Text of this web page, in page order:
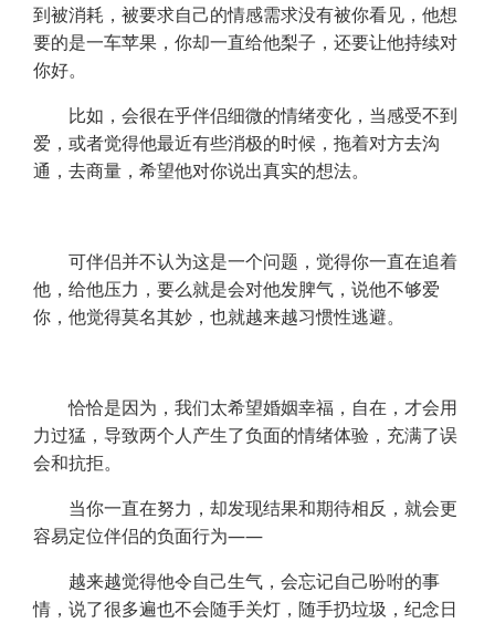
到被消耗，被要求自己的情感需求没有被你看见，他想
要的是一车苹果，你却一直给他梨子，还要让他持续对
你好。
比如，会很在乎伴侣细微的情绪变化，当感受不到
爱，或者觉得他最近有些消极的时候，拖着对方去沟
通，去商量，希望他对你说出真实的想法。
可伴侣并不认为这是一个问题，觉得你一直在追着
他，给他压力，要么就是会对他发脾气，说他不够爱
你，他觉得莫名其妙，也就越来越习惯性逃避。
恰恰是因为，我们太希望婚姻幸福，自在，才会用
力过猛，导致两个人产生了负面的情绪体验，充满了误
会和抗拒。
当你一直在努力，却发现结果和期待相反，就会更
容易定位伴侣的负面行为——
越来越觉得他令自己生气，会忘记自己吩咐的事
情，说了很多遍也不会随手关灯，随手扔垃圾，纪念日